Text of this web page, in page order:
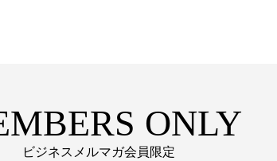
ONLY
ビジネスメルマガ会員限定